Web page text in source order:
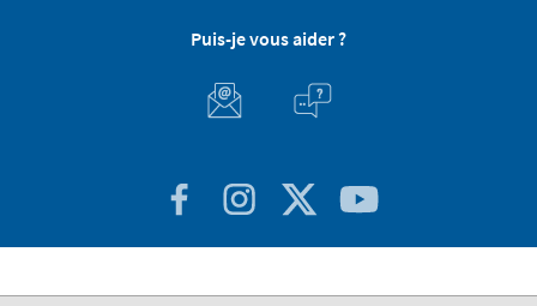
Puis-je vous aider ?